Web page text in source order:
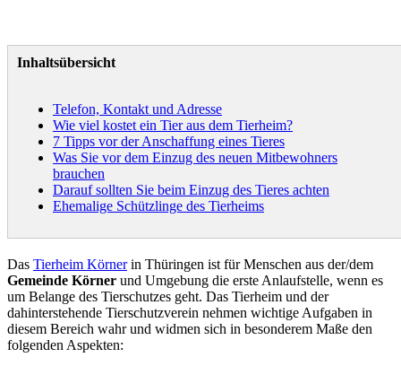
Inhaltsübersicht
Telefon, Kontakt und Adresse
Wie viel kostet ein Tier aus dem Tierheim?
7 Tipps vor der Anschaffung eines Tieres
Was Sie vor dem Einzug des neuen Mitbewohners
brauchen
Darauf sollten Sie beim Einzug des Tieres achten
Ehemalige Schützlinge des Tierheims
Das Tierheim Körnerin Thüringen ist für Menschen aus der/dem
Gemeinde Körner und Umgebung die erste Anlaufstelle, wenn es
um Belange des Tierschutzes geht. Das Tierheim und der
dahinterstehende Tierschutzverein nehmen wichtige Aufgaben in
diesem Bereich wahr und widmen sich in besonderem Maße den
folgenden Aspekten: